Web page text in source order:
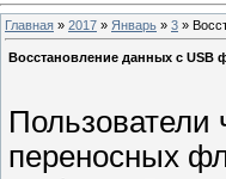
Главная » 2017 » Январь » 3 »
Восстановление данных с USB
переносных